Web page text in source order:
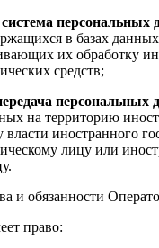
персональных
в базах
их обработку
средств;
персональных
на территорию
власти иностранного
лицу или
и обязанности
право: